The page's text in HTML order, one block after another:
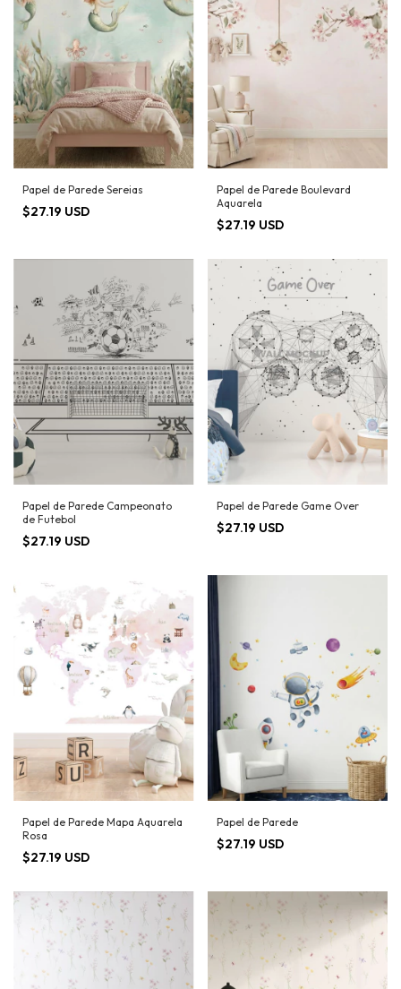
Papel de Parede Sereias
$27.19 USD
Papel de Parede Boulevard
Aquarela
$27.19 USD
Papel de Parede Campeonato
de Futebol
$27.19 USD
Papel de Parede Game Over
$27.19 USD
Papel de Parede Mapa Aquarela
Rosa
$27.19 USD
Papel de Parede
$27.19 USD